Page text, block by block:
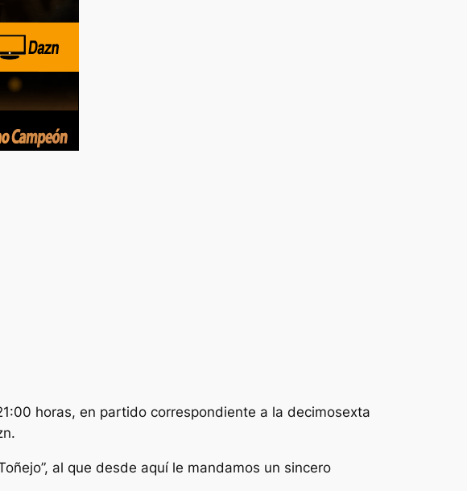
horas, en partido correspondiente a la decimosexta
al que desde aquí le mandamos un sincero